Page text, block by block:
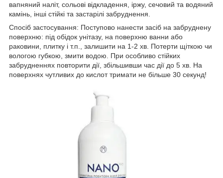
вапняний наліт, сольові відкладення, іржу, сечовий та водяний
камінь, інші стійкі та застарілі забруднення.
Спосіб застосування: Поступово нанести засіб на забруднену
поверхню: під обідок унітазу, на поверхню ванни або
раковини, плитку і т.п., залишити на 1-2 хв. Потерти щіткою чи
вологою губкою, змити водою. При особливо стійких
забрудненнях повторити дії, збільшивши час дії до 5 хв. На
поверхнях чутливих до кислот тримати не більше 30 секунд!